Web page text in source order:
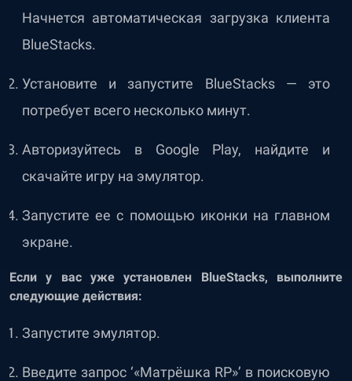
Начнется автоматическая загрузка клиента
BlueStacks.
Установите и запустите BlueStacks — это
потребует всего несколько минут.
Авторизуйтесь в Google Play, найдите и
скачайте игру на эмулятор.
Запустите ее с помощью иконки на главном
экране.
Если у вас уже установлен BlueStacks, выполните
следующие действия:
Запустите эмулятор.
Введите запрос ‘«Матрёшка RP»’ в поисковую